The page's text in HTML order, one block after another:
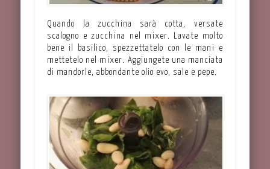
Quando la zucchina sarà cotta, versate
scalogno e zucchina nel mixer. Lavate molto
bene il basilico, spezzettatelo con le mani e
mettetelo nel mixer. Aggiungete una manciata
di mandorle, abbondante olio evo, sale e pepe.